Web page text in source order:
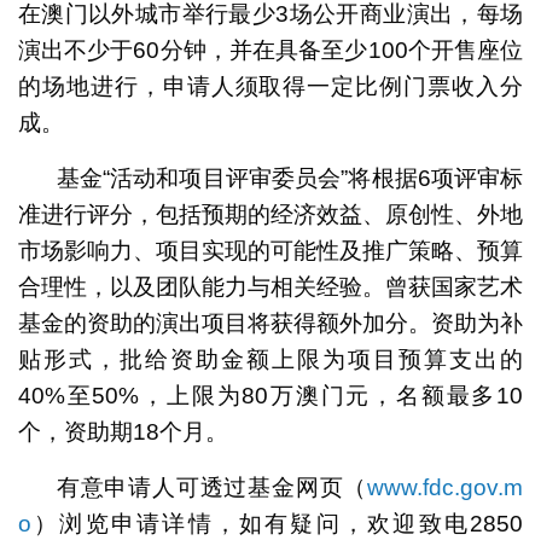
在澳门以外城市举行最少3场公开商业演出，每场
演出不少于60分钟，并在具备至少100个开售座位
的场地进行，申请人须取得一定比例门票收入分
成。
基金“活动和项目评审委员会”将根据6项评审标
准进行评分，包括预期的经济效益、原创性、外地
市场影响力、项目实现的可能性及推广策略、预算
合理性，以及团队能力与相关经验。曾获国家艺术
基金的资助的演出项目将获得额外加分。资助为补
贴形式，批给资助金额上限为项目预算支出的
40%至50%，上限为80万澳门元，名额最多10
个，资助期18个月。
有意申请人可透过基金网页（www.fdc.gov.m
o ）浏览申请详情，如有疑问，欢迎致电2850